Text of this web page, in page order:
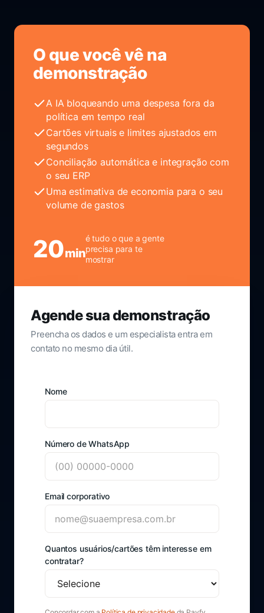
O que você vê na
demonstração
A IA bloqueando uma despesa fora da
política em tempo real
Cartões virtuais e limites ajustados em
segundos
Conciliação automática e integração com
o seu ERP
Uma estimativa de economia para o seu
volume de gastos
20min
é tudo o que a gente
precisa para te
mostrar
Agende sua demonstração
Preencha os dados e um especialista entra em
contato no mesmo dia útil.
Nome
Número de WhatsApp
Email corporativo
Quantos usuários/cartões têm interesse em
contratar?